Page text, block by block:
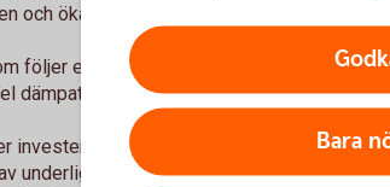
och öka potentialen i ränteportföljen.
följer en underliggande marknad som
dämpats tack vare produktens konstruktion.
investerare möjlighet att följa hållbara
underliggande marknad har extra hänsyn
Bara